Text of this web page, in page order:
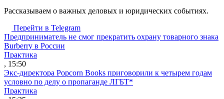
Рассказываем о важных деловых и юридических событиях.
Перейти в Telegram
Предприниматель не смог прекратить охрану товарного знака
Burberry в России
Практика
, 15:50
Экс-директора Popcorn Books приговорили к четырем годам
условно по делу о пропаганде ЛГБТ*
Практика